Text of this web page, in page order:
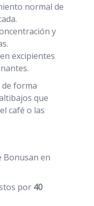
normal de
y
excipientes
de forma
que
café o las
Bonusan en
por 40